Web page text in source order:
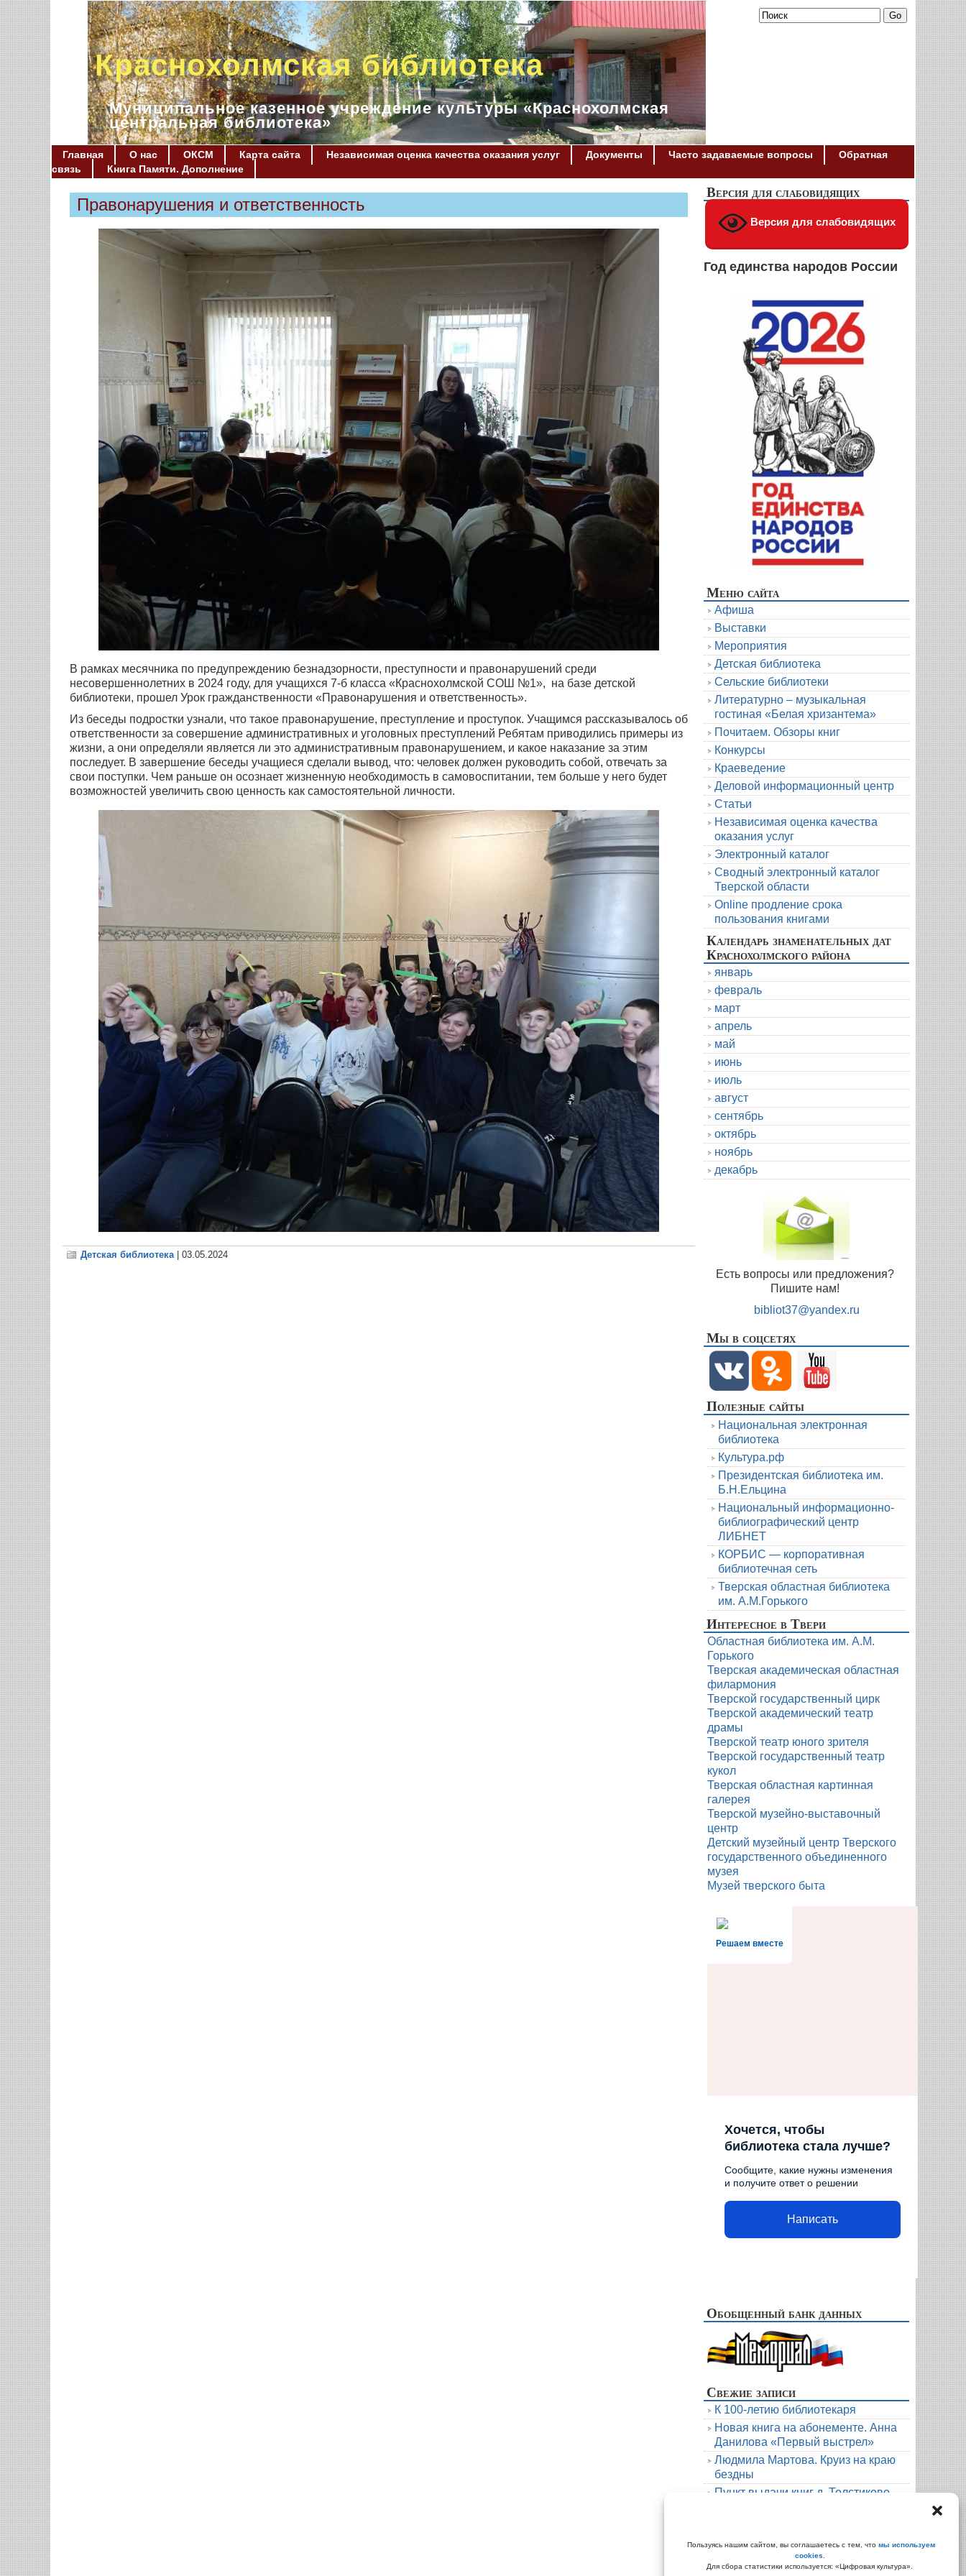
Пользуясь нашим сайтом, вы соглашаетесь с тем, что мы используем
cookies
Для сбора статистики используется: «Цифровая культура».
Краснохолмская библиотека
Муниципальное казенное учреждение культуры «Краснохолмская
центральная библиотека»
Главная О нас ОКСМ Карта сайта Независимая оценка качества оказания услуг Документы Часто задаваемые вопросы
Обратная
связь
Книга Памяти. Дополнение
Правонарушения и ответственность
В рамках месячника по предупреждению безнадзорности, преступности и правонарушений среди
несовершеннолетних в 2024 году, для учащихся 7-б класса «Краснохолмской СОШ №1», на базе детской
библиотеки, прошел Урок гражданственности «Правонарушения и ответственность».
Из беседы подростки узнали, что такое правонарушение, преступление и проступок. Учащимся рассказывалось об
ответственности за совершение административных и уголовных преступлений Ребятам приводились примеры из
жизни, а они определяли является ли это административным правонарушением, и какое наказание за этим
последует. В завершение беседы учащиеся сделали вывод, что: человек должен руководить собой, отвечать за
свои поступки. Чем раньше он осознает жизненную необходимость в самовоспитании, тем больше у него будет
возможностей увеличить свою ценность как самостоятельной личности.
Детская библиотека| 03.05.2024
Версия для слабовидящих
Версия для слабовидящих
Год единства народов России
Меню сайта
Афиша
Выставки
Мероприятия
Детская библиотека
Сельские библиотеки
Литературно – музыкальная
гостиная «Белая хризантема»
Почитаем. Обзоры книг
Конкурсы
Краеведение
Деловой информационный центр
Статьи
Независимая оценка качества
оказания услуг
Электронный каталог
Сводный электронный каталог
Тверской области
Online продление срока
пользования книгами
Календарь знаменательных дат
Краснохолмского района
январь
февраль
март
апрель
май
июнь
июль
август
сентябрь
октябрь
ноябрь
декабрь
Есть вопросы или предложения?
Пишите нам!
bibliot37@yandex.ru
Мы в соцсетях
Полезные сайты
Национальная электронная
библиотека
Культура.рф
Президентская библиотека им.
Б.Н.Ельцина
Национальный информационно-
библиографический центр
ЛИБНЕТ
КОРБИС — корпоративная
библиотечная сеть
Тверская областная библиотека
им. А.М.Горького
Интересное в Твери
Областная библиотека им. А.М.
Горького
Тверская академическая областная
филармония
Тверской государственный цирк
Тверской академический театр
драмы
Тверской театр юного зрителя
Тверской государственный театр
кукол
Тверская областная картинная
галерея
Тверской музейно-выставочный
центр
Детский музейный центр Тверского
государственного объединенного
музея
Музей тверского быта
Решаем вместе
Хочется, чтобы
библиотека стала лучше?
Сообщите, какие нужны изменения
и получите ответ о решении
Написать
Обобщенный банк данных
Свежие записи
К 100-летию библиотекаря
Новая книга на абонементе. Анна
Данилова «Первый выстрел»
Людмила Мартова. Круиз на краю
бездны
Пункт выдачи книг д. Толстиково.
Архивы
Архивы